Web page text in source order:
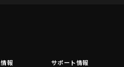
報
サポート情報